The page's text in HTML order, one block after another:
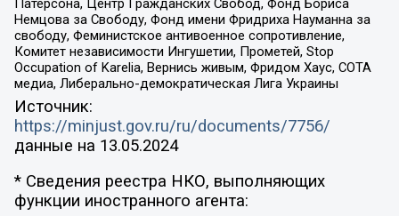
Патерсона, Центр Гражданских Свобод, Фонд Бориса
Немцова за Свободу, Фонд имени Фридриха Науманна за
свободу, Феминистское антивоенное сопротивление,
Комитет независимости Ингушетии, Прометей, Stop
Occupation of Karelia, Вернись живым, Фридом Хаус, СОТА
медиа, Либерально-демократическая Лига Украины
Источник:
https://minjust.gov.ru/ru/documents/7756/
данные на 13.05.2024
* Сведения реестра НКО, выполняющих
функции иностранного агента: